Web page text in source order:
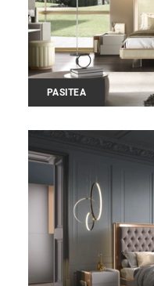
PASITEA